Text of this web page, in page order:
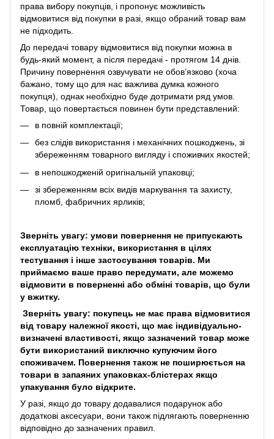
права вибору покупців, і пропонує можливість
відмовитися від покупки в разі, якщо обраний товар вам
не підходить.
До передачі товару відмовитися від покупки можна в
будь-який момент, а після передачі - протягом 14 днів.
Причину повернення озвучувати не обов’язково (хоча
бажано, тому що для нас важлива думка кожного
покупця), однак необхідно буде дотримати ряд умов.
Товар, що повертається повинен бути представлений:
в повній комплектації;
без слідів використання і механічних пошкоджень, зі
збереженням товарного вигляду і споживчих якостей;
в непошкодженій оригінальній упаковці;
зі збереженням всіх видів маркування та захисту,
пломб, фабричних ярликів;
Зверніть увагу: умови повернення не припускають
експлуатацію техніки, використання в цілях
тестування і інше застосування товарів. Ми
приймаємо ваше право передумати, але можемо
відмовити в поверненні або обміні товарів, що були
у вжитку.
Зверніть увагу: покупець не має права відмовитися
від товару належної якості, що має індивідуально-
визначені властивості, якщо зазначений товар може
бути використаний виключно купуючим його
споживачем. Повернення також не поширюється на
товари в запаяних упаковках-блістерах якщо
упакування було відкрите.
У разі, якщо до товару додавалися подарунок або
додаткові аксесуари, вони також підлягають поверненню
відповідно до зазначених правил.